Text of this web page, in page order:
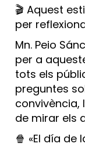
🎬 Aquest
per
Mn. Peio
per a
tots els
preguntes
convivència,
de mirar els
🍿 «El día de